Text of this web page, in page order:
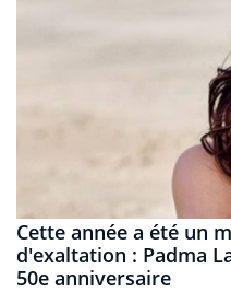
Cette année a été un
d'exaltation : Padma
50e anniversaire